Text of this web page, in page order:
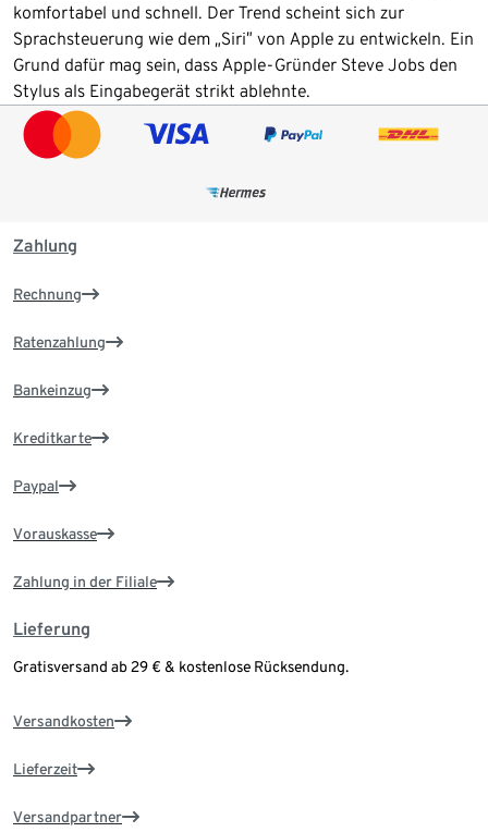
komfortabel und schnell. Der Trend scheint sich zur
Sprachsteuerung wie dem „Siri” von Apple zu entwickeln. Ein
Grund dafür mag sein, dass Apple-Gründer Steve Jobs den
Stylus als Eingabegerät strikt ablehnte.
Zahlung
Rechnung
Ratenzahlung
Bankeinzug
Kreditkarte
Paypal
Vorauskasse
Zahlung in der Filiale
Lieferung
Gratisversand ab 29 € & kostenlose Rücksendung.
Versandkosten
Lieferzeit
Versandpartner